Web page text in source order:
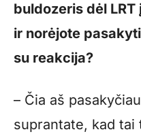
buldozeris dėl
ir norėjote
su reakcija?
– Čia aš
suprantate, kad tai